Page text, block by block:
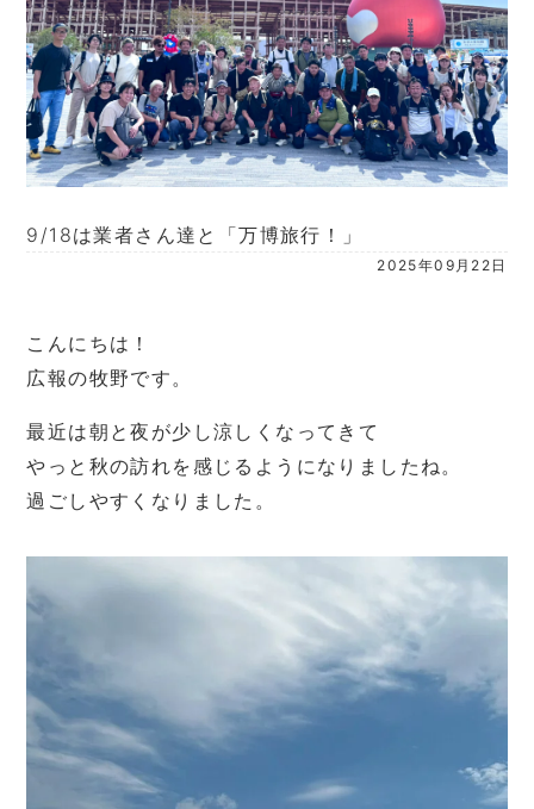
9/18は業者さん達と「万博旅行！」
2025年09月22日
こんにちは！
広報の牧野です。
最近は朝と夜が少し涼しくなってきて
やっと秋の訪れを感じるようになりましたね。
過ごしやすくなりました。